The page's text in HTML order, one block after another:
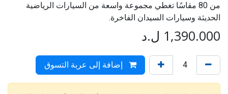
من 80 مقاسًا تغطي مجموعة واسعة من السيارات الرياضية
الحديثة وسيارات السيدان الفاخرة.
1,390.000 ل.د
إضافة إلى عربة التسوق